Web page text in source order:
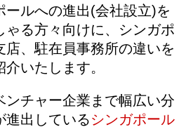
ールへの進出(会社設立)を
ゃる方々向けに、シンガポ
店、駐在員事務所の違いを
いたします。
ンチャー企業まで幅広い分
進出している シンガポール